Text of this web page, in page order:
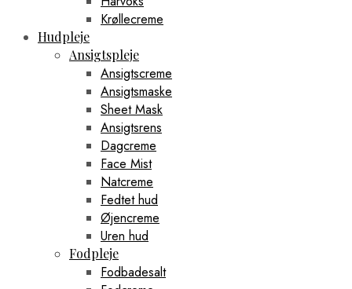
Krøllecreme
Hudpleje
Ansigtspleje
Ansigtscreme
Ansigtsmaske
Sheet Mask
Ansigtsrens
Dagcreme
Face Mist
Natcreme
Fedtet hud
Øjencreme
Uren hud
Fodpleje
Fodbadesalt